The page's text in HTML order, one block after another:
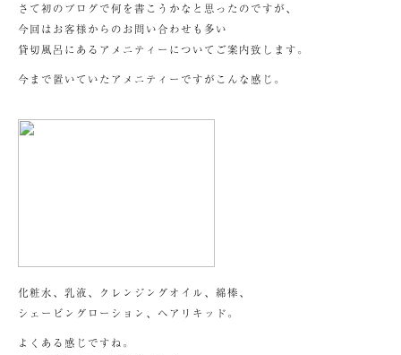
さて初のブログで何を書こうかなと思ったのですが、
今回はお客様からのお問い合わせも多い
貸切風呂にあるアメニティーについてご案内致します。
今まで置いていたアメニティーですがこんな感じ。
化粧水、乳液、クレンジングオイル、綿棒、
シェービングローション、ヘアリキッド。
よくある感じですね。